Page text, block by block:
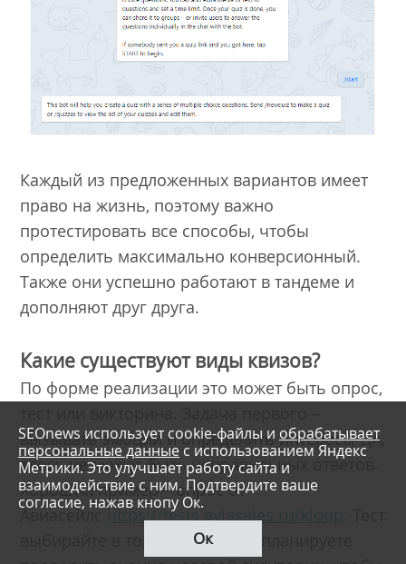
Каждый из предложенных вариантов имеет
право на жизнь, поэтому важно
протестировать все способы, чтобы
определить максимально конверсионный.
Также они успешно работают в тандеме и
дополняют друг друга.
Какие существуют виды квизов?
По форме реализации это может быть опрос,
вызывать эмоции и определить интересы ЦА,
здесь не может быть неправильных ответов.
Хороший пример – опрос от
Авиасейлсhttps://tests.aviasales.ru/kloop
выбирайте в том случае, если планируете
SEOnews использует cookie-файлы и обрабатывает
персональные данныес использованием Яндекс
Метрики. Это улучшает работу сайта и
взаимодействие с ним. Подтвердите ваше
согласие, нажав кнопу Ок.
Ок